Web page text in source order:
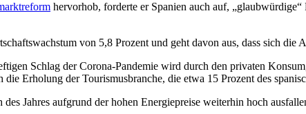
hervorhob, forderte er Spanien auch auf,
von 5,8 Prozent und geht davon aus, dass sich
Schlag der Corona-Pandemie wird durch den privaten
Erholung der Tourismusbranche, die etwa 15 Prozent des
Jahres aufgrund der hohen Energiepreise weiterhin hoch